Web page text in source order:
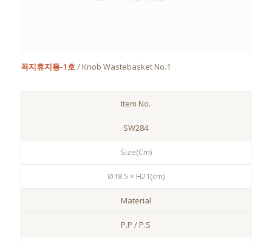
꼭지휴지통-1호/ Knob Wastebasket No.1
Item No.
SW284
Size(Cm)
Ø18.5 × H21(cm)
Material
P.P / P.S